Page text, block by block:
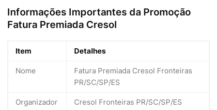
Informações Importantes da Promoção
Fatura Premiada Cresol
Item Detalhes
Nome
Fatura Premiada Cresol Fronteiras
PR/SC/SP/ES
Organizador Cresol Fronteiras PR/SC/SP/ES